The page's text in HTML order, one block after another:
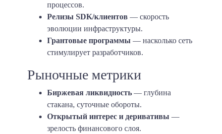
процессов.
Релизы SDK/клиентов — скорость
эволюции инфраструктуры.
Грантовые программы — насколько сеть
стимулирует разработчиков.
Рыночные метрики
Биржевая ликвидность — глубина
стакана, суточные обороты.
Открытый интерес и деривативы —
зрелость финансового слоя.